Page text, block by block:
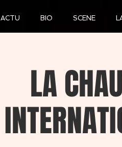
ACTU BIO SCENE
LA